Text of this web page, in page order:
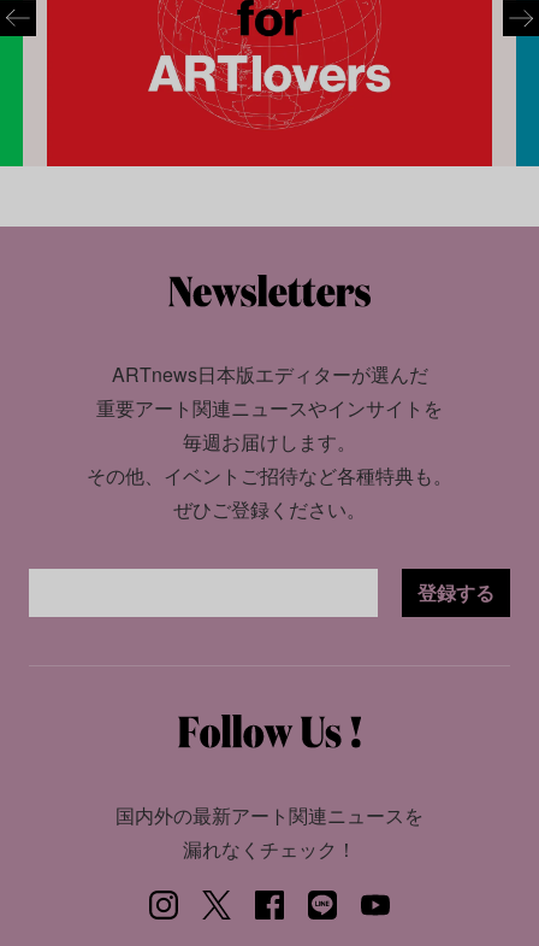
ARTnews日本版エディターが選んだ
重要アート関連ニュースやインサイトを
毎週お届けします。
その他、イベントご招待など各種特典も。
ぜひご登録ください。
登録する
国内外の最新アート関連ニュースを
漏れなくチェック！